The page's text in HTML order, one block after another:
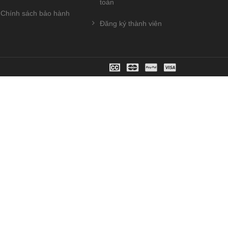
Chính sách bảo hành
toán
Đăng ký thành viên